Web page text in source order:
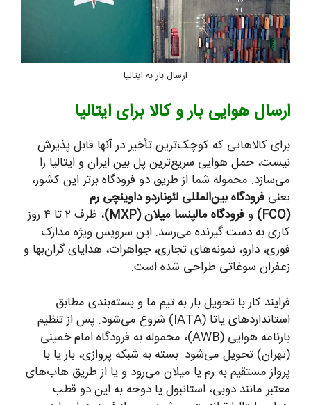
ارسال بار به ایتالیا
ارسال هوایی بار و کالا برای ایتالیا
برای کالاهایی که کوچک‌ترین تأخیر در آنها قابل پذیرش
نیست، حمل هوایی سریع‌ترین پل بین ایران و ایتالیا را
می‌سازد. محموله شما از طریق دو فرودگاه برتر این کشور،
یعنی فرودگاه بین‌المللی لئوناردو داوینچی رم
(FCO)
وفرودگاه مالپنسا میلان (MXP)
، ظرف ۲ تا ۴ روز
کاری به دست گیرنده می‌رسد. این سرویس ویژه مدارک
فوری، دارو، نمونه‌های تجاری، جواهرات، هدایای گران‌بها و
زعفران سوغاتی طراحی شده است.
فرایند کار با تحویل بار به تیم ما و بسته‌بندی مطابق
استانداردهای یاتا (IATA) شروع می‌شود. پس از تنظیم
بارنامه هوایی (AWB)، محموله به فرودگاه امام خمینی
(تهران) تحویل می‌شود. بسته به شبکه پروازی، بار یا با
پرواز مستقیم به رم یا میلان می‌رود و یا از طریق هاب‌های
معتبر مانند دوبی، استانبول یا دوحه به این دو قطب